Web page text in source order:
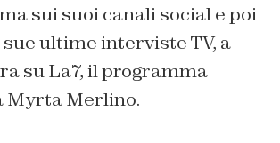
sui suoi canali social e poi
ultime interviste TV, a
su La7, il programma
Myrta Merlino.